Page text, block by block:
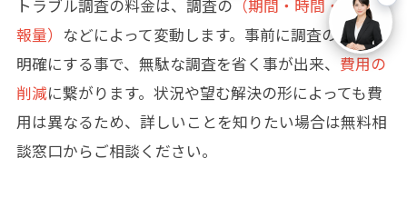
トラブル調査の料金は、調査の （期間・時間・事前情
報量） などによって変動します。事前に調査の目的を
明確にする事で、無駄な調査を省く事が出来、 費用の
削減に繋がります。状況や望む解決の形によっても費
用は異なるため、詳しいことを知りたい場合は無料相
談窓口からご相談ください。